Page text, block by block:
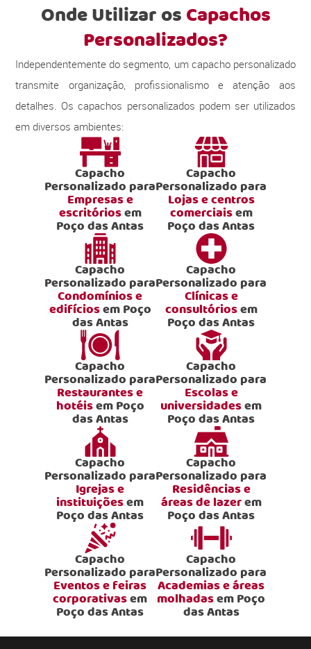
Onde Utilizar osCapachos
Personalizados?
Independentemente do segmento, um capacho personalizado
transmite organização, profissionalismo e atenção aos
detalhes. Os capachos personalizados podem ser utilizados
em diversos ambientes:
Capacho
Personalizado para
Empresas e
escritóriosem
Poço das Antas
Capacho
Personalizado para
Lojas e centros
comerciaisem
Poço das Antas
Capacho
Personalizado para
Condomínios e
edifíciosem Poço
das Antas
Capacho
Personalizado para
Clínicas e
consultóriosem
Poço das Antas
Capacho
Personalizado para
Restaurantes e
hotéisem Poço
das Antas
Capacho
Personalizado para
Escolas e
universidadesem
Poço das Antas
Capacho
Personalizado para
Igrejas e
instituiçõesem
Poço das Antas
Capacho
Personalizado para
Residências e
áreas de lazerem
Poço das Antas
Capacho
Personalizado para
Eventos e feiras
corporativasem
Poço das Antas
Capacho
Personalizado para
Academias e áreas
molhadasem Poço
das Antas